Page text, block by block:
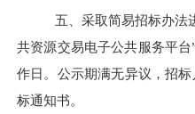
五、 采取简易招标办法
共资源交易电子公共服务平
作日。公示期满无异议，招
标通知书。